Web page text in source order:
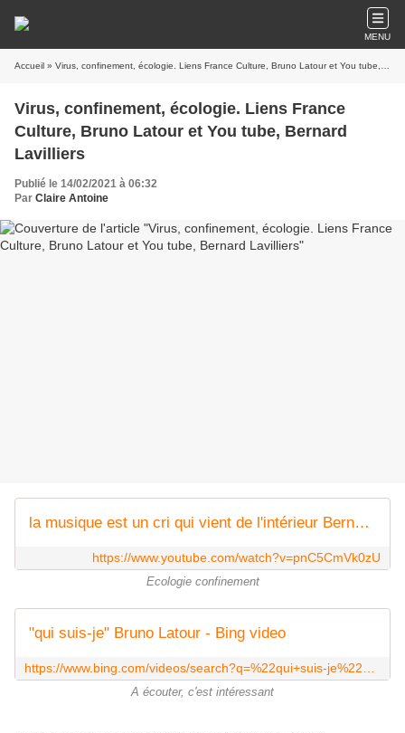
MENU
Accueil » Virus, confinement, écologie. Liens France Culture, Bruno Latour et You tube, Bernard Lavilliers
Virus, confinement, écologie. Liens France
Culture, Bruno Latour et You tube, Bernard
Lavilliers
Publié le 14/02/2021 à 06:32
Par Claire Antoine
la musique est un cri qui vient de l'intérieur Bernard Lavilliers
https://www.youtube.com/watch?v=pnC5CmVk0zU
Ecologie confinement
"qui suis-je" Bruno Latour - Bing video
A écouter, c'est intéressant